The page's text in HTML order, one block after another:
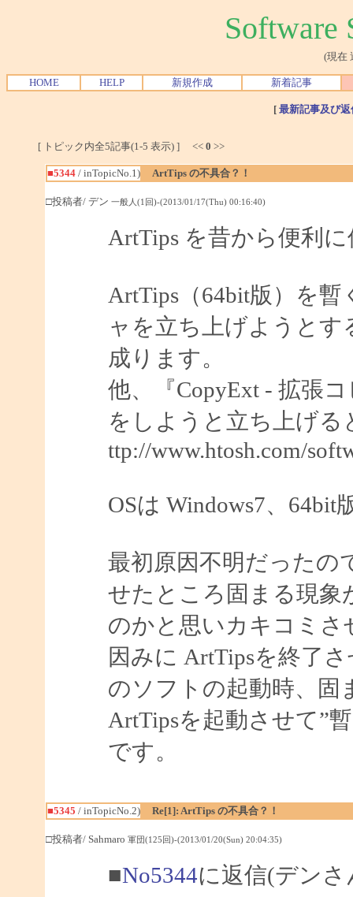
Software
(現在
HOME HELP 新規作成 新着記事
[ 最新記事及び
[ トピック内全5記事(1-5 表示) ] << 0 >>
■5344/ inTopicNo.1) ArtTips の不具合？！
□投稿者/ デン 一般人(1回)-(2013/01/17(Thu) 00:16:40)
ArtTips を昔から便利
ArtTips（64bit版）を
ャを立ち上げようとす
成ります。
他、『CopyExt - 拡張
をしようと立ち上げる
ttp://www.htosh.com/
OSは Windows7、64bit
最初原因不明だったの
せたところ固まる現象
のかと思いカキコミさ
因みに ArtTipsを終了
のソフトの起動時、固
ArtTipsを起動させて”
です。
■5345 / inTopicNo.2) Re[1]: ArtTips の不具合？！
□投稿者/ Sahmaro 軍団(125回)-(2013/01/20(Sun) 20:04:35)
■No5344に返信(デンさ